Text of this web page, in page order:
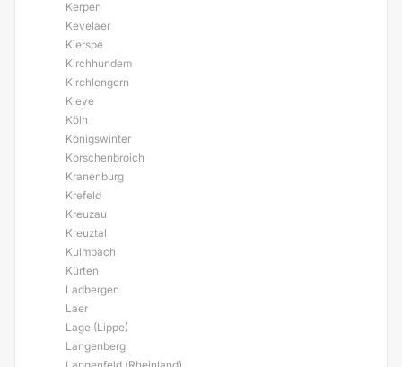
Kerpen
Kevelaer
Kierspe
Kirchhundem
Kirchlengern
Kleve
Köln
Königswinter
Korschenbroich
Kranenburg
Krefeld
Kreuzau
Kreuztal
Kulmbach
Kürten
Ladbergen
Laer
Lage (Lippe)
Langenberg